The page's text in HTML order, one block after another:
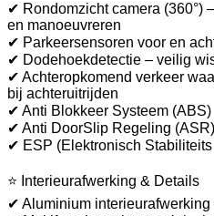
✔ Rondomzicht camera (360°)
en manoeuvreren
✔ Parkeersensoren voor en
✔ Dodehoekdetectie – veilig
✔ Achteropkomend verkeer
bij achteruitrijden
✔ Anti Blokkeer Systeem (ABS)
✔ Anti DoorSlip Regeling (ASR)
✔ ESP (Elektronisch
⭐ Interieurafwerking & Details
✔ Aluminium